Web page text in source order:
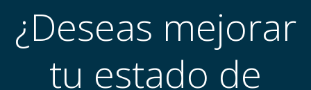
¿Deseas mejorar
tu estado de